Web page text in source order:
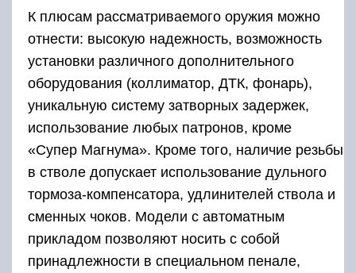
К плюсам рассматриваемого оружия можно
отнести: высокую надежность, возможность
установки различного дополнительного
оборудования (коллиматор, ДТК, фонарь),
уникальную систему затворных задержек,
использование любых патронов, кроме
«Супер Магнума». Кроме того, наличие резьбы
в стволе допускает использование дульного
тормоза-компенсатора, удлинителей ствола и
сменных чоков. Модели с автоматным
прикладом позволяют носить с собой
принадлежности в специальном пенале,